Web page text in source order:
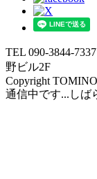
TEL 090-3844-7337
野ビル2F
Copyright
通信中です...しば